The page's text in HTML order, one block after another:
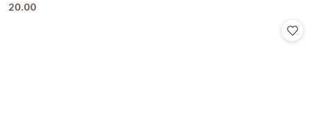
Cena:
20.00